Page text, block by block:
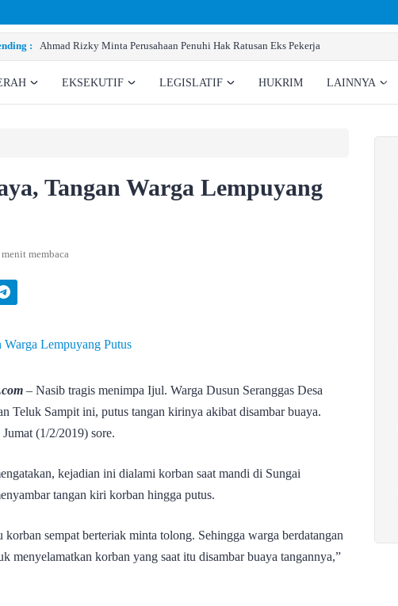
: Ahmad Rizky Minta Perusahaan Penuhi Hak Ratusan Eks Pekerja
EKSEKUTIF LEGISLATIF HUKRIM LAINNYA
Tangan Warga Lempuyang
menit membaca
– Nasib tragis menimpa Ijul. Warga Dusun Seranggas Desa
Teluk Sampit ini, putus tangan kirinya akibat disambar buaya.
(1/2/2019) sore.
kejadian ini dialami korban saat mandi di Sungai
tangan kiri korban hingga putus.
korban sempat berteriak minta tolong. Sehingga warga berdatangan
menyelamatkan korban yang saat itu disambar buaya tangannya,”